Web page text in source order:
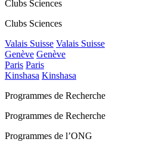
Clubs Sciences
Clubs Sciences
Valais Suisse Valais Suisse
Genève Genève
Paris Paris
Kinshasa Kinshasa
Programmes de Recherche
Programmes de Recherche
Programmes de l’ONG